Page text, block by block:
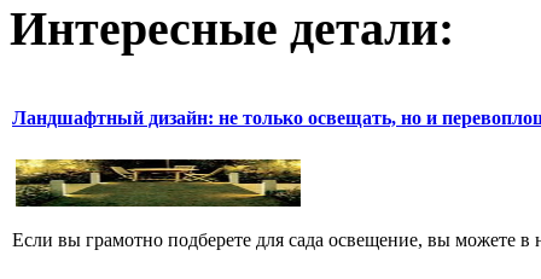
Интересные детали:
Ландшафтный дизайн: не только освещать, но и
Если вы грамотно подберете для сада освещение, вы можете в